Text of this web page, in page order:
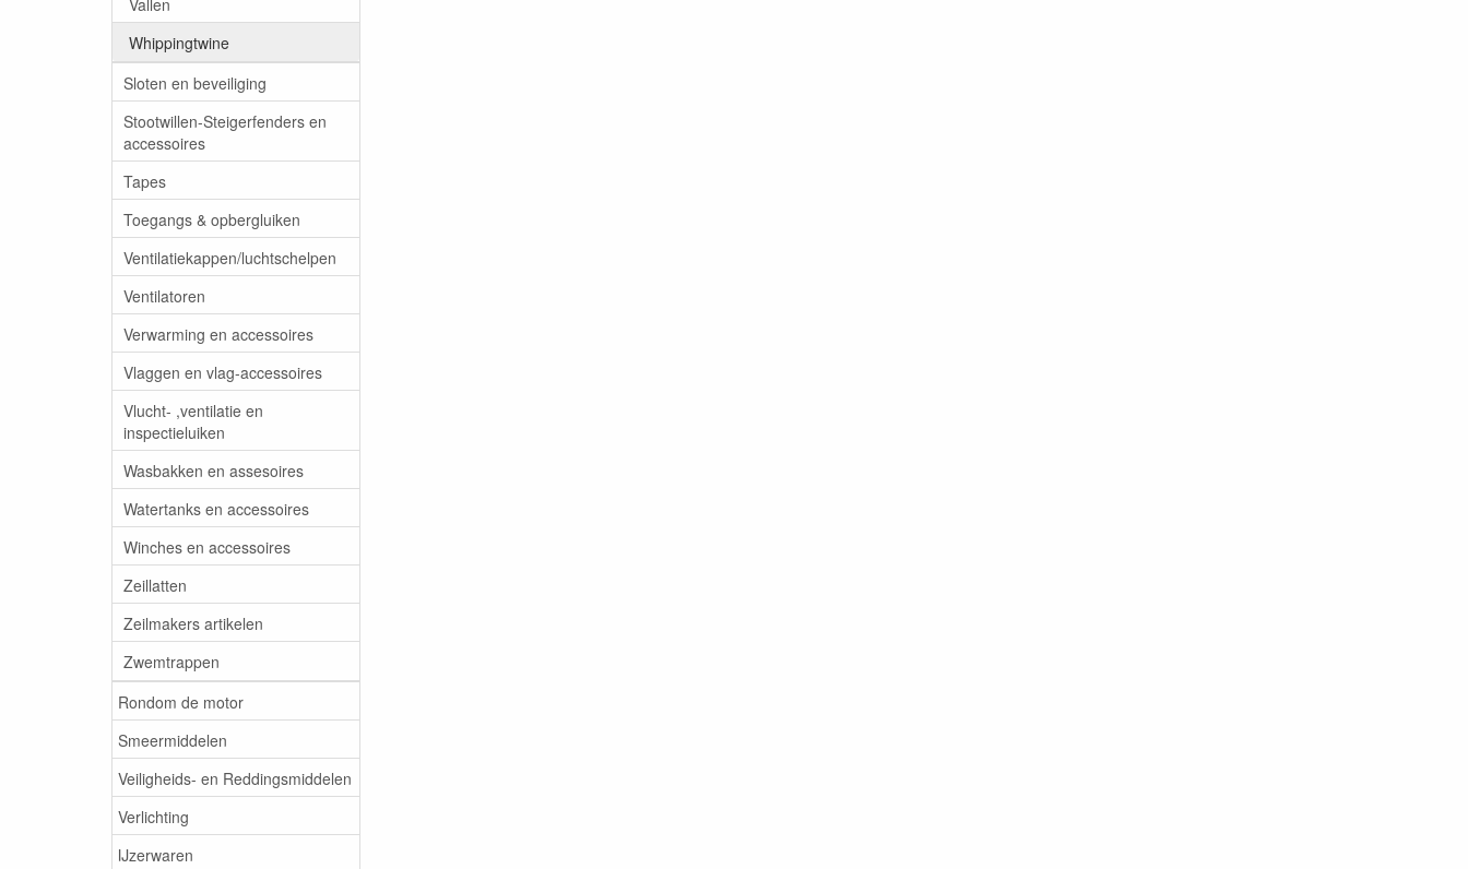
Whippingtwine
Sloten en beveiliging
Stootwillen-Steigerfenders en
accessoires
Tapes
Toegangs & opbergluiken
Ventilatiekappen/luchtschelpen
Ventilatoren
Verwarming en accessoires
Vlaggen en vlag-accessoires
Vlucht- ,ventilatie en
inspectieluiken
Wasbakken en assesoires
Watertanks en accessoires
Winches en accessoires
Zeillatten
Zeilmakers artikelen
Zwemtrappen
Rondom de motor
Smeermiddelen
Veiligheids- en Reddingsmiddelen
Verlichting
IJzerwaren